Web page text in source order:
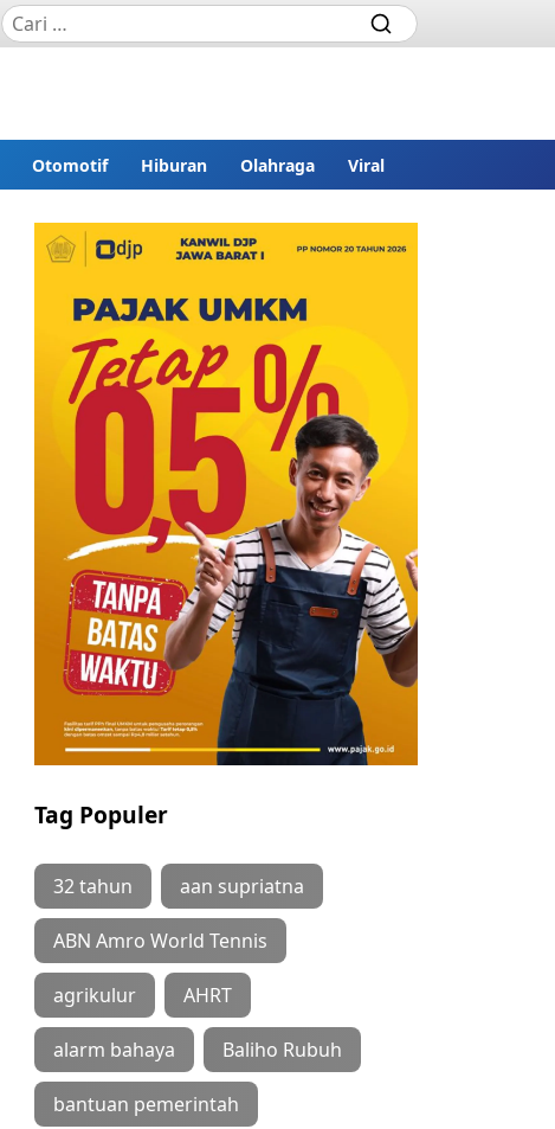
Otomotif Hiburan Olahraga Viral
Tag Populer
32 tahun aan supriatna
ABN Amro World Tennis
agrikulur AHRT
alarm bahaya Baliho Rubuh
bantuan pemerintah